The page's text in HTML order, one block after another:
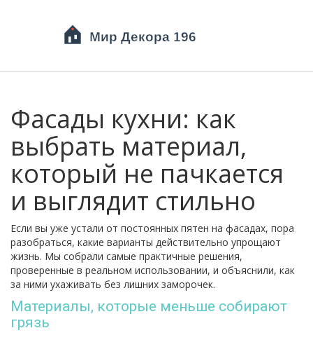
Фасады кухни: как
выбрать материал,
который не пачкается
и выглядит стильно
Если вы уже устали от постоянных пятен на фасадах, пора
разобраться, какие варианты действительно упрощают
жизнь. Мы собрали самые практичные решения,
проверенные в реальном использовании, и объяснили, как
за ними ухаживать без лишних заморочек.
Материалы, которые меньше собирают
грязь